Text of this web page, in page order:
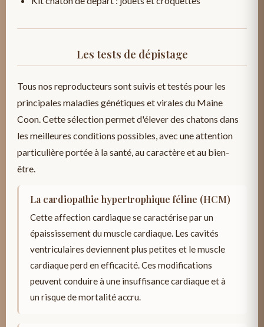
Les tests de dépistage
Tous nos reproducteurs sont suivis et testés pour les
principales maladies génétiques et virales du Maine
Coon. Cette sélection permet d'élever des chatons dans
les meilleures conditions possibles, avec une attention
particulière portée à la santé, au caractère et au bien-
être.
La cardiopathie hypertrophique féline (HCM)
Cette affection cardiaque se caractérise par un
épaississement du muscle cardiaque. Les cavités
ventriculaires deviennent plus petites et le muscle
cardiaque perd en efficacité. Ces modifications
peuvent conduire à une insuffisance cardiaque et à
un risque de mortalité accru.